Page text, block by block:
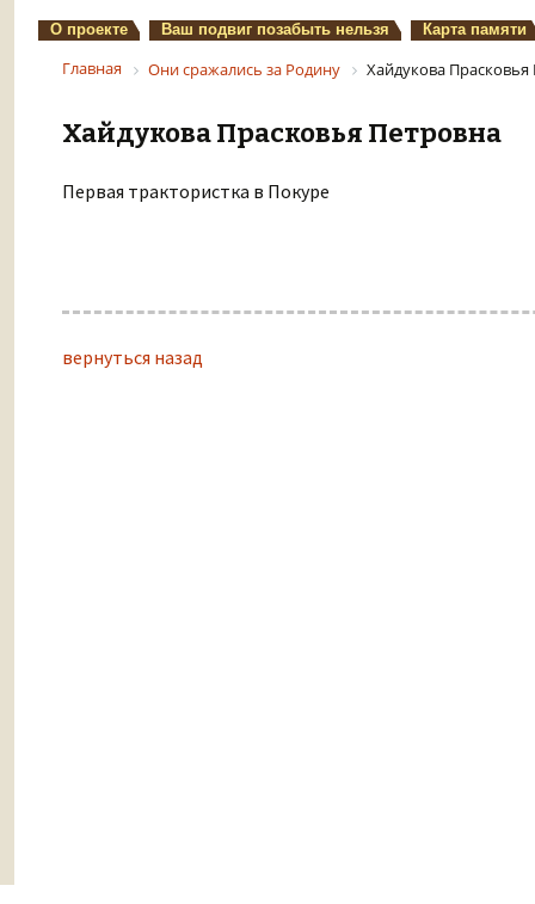
О проекте Ваш подвиг позабыть нельзя Карта памяти
Главная Они сражались за Родину Хайдукова Прасковья
Хайдукова Прасковья Петровна
Первая трактористка в Покуре
вернуться назад